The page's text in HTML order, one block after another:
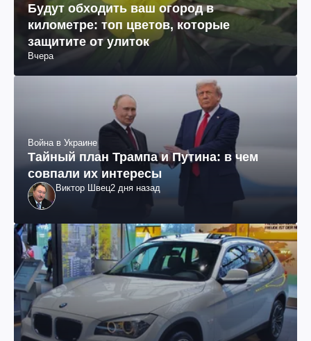
Будут обходить ваш огород в
километре: топ цветов, которые
защитите от улиток
Вчера
Война в Украине
Тайный план Трампа и Путина: в чем
совпали их интересы
Виктор Швец2 дня назад